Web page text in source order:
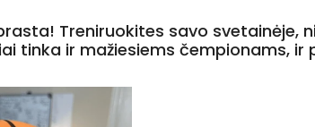
Treniruokites savo svetainėje,
tinka ir mažiesiems čempionams, ir